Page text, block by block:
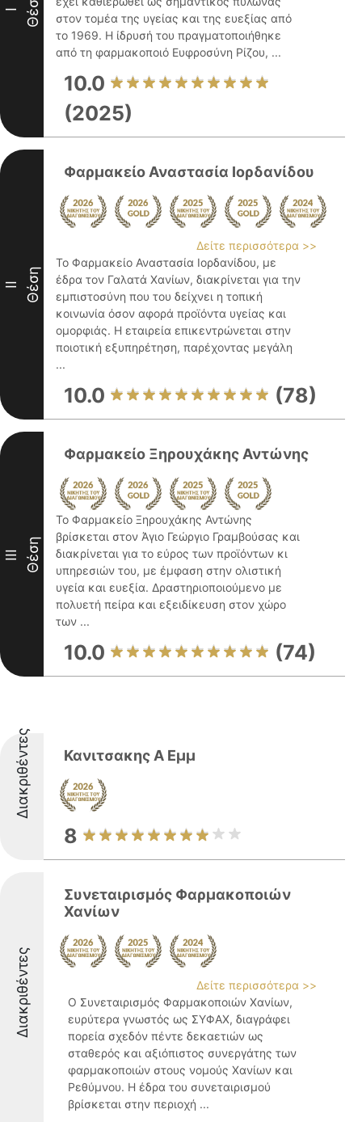
I Θέση
στον τομέα της υγείας και της ευεξίας από
το 1969. Η ίδρυσή του πραγματοποιήθηκε
από τη φαρμακοποιό Ευφροσύνη Ρίζου, ...
10.0
(2025)
II Θέση
Φαρμακείο Αναστασία Ιορδανίδου
Δείτε περισσότερα >>
Το Φαρμακείο Αναστασία Ιορδανίδου, με
έδρα τον Γαλατά Χανίων, διακρίνεται για την
εμπιστοσύνη που του δείχνει η τοπική
κοινωνία όσον αφορά προϊόντα υγείας και
ομορφιάς. Η εταιρεία επικεντρώνεται στην
ποιοτική εξυπηρέτηση, παρέχοντας μεγάλη
...
10.0 (78)
III Θέση
Φαρμακείο Ξηρουχάκης Αντώνης
Το Φαρμακείο Ξηρουχάκης Αντώνης
βρίσκεται στον Άγιο Γεώργιο Γραμβούσας και
διακρίνεται για το εύρος των προϊόντων κι
υπηρεσιών του, με έμφαση στην ολιστική
υγεία και ευεξία. Δραστηριοποιούμενο με
πολυετή πείρα και εξειδίκευση στον χώρο
των ...
10.0 (74)
Διακριθέντες Κανιτσακης Α Εμμ
8
Διακριθέντες
Συνεταιρισμός Φαρμακοποιών
Χανίων
Δείτε περισσότερα >>
Ο Συνεταιρισμός Φαρμακοποιών Χανίων,
ευρύτερα γνωστός ως ΣΥΦΑΧ, διαγράφει
πορεία σχεδόν πέντε δεκαετιών ως
σταθερός και αξιόπιστος συνεργάτης των
φαρμακοποιών στους νομούς Χανίων και
Ρεθύμνου. Η έδρα του συνεταιρισμού
βρίσκεται στην περιοχή ...